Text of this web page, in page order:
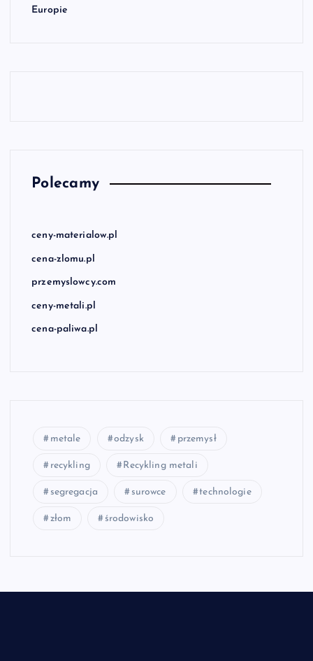
Europie
Polecamy
ceny-materialow.pl
cena-zlomu.pl
przemyslowcy.com
ceny-metali.pl
cena-paliwa.pl
metale odzysk przemysł
recykling Recykling metali
segregacja surowce technologie
złom środowisko